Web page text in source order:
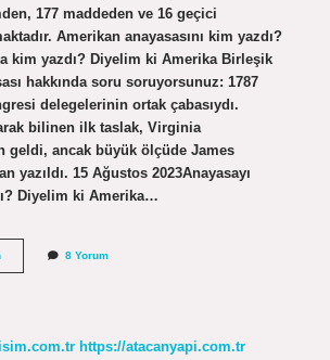
177 maddeden ve 16 geçici
Amerikan anayasasını kim yazdı?
kim yazdı? Diyelim ki Amerika Birleşik
hakkında soru soruyorsunuz: 1787
delegelerinin ortak çabasıydı.
bilinen ilk taslak, Virginia
geldi, ancak büyük ölçüde James
yazıldı. 15 Ağustos 2023Anayasayı
Diyelim ki Amerika…
Abd
8 Yorum
https://atacanyapi.com.tr